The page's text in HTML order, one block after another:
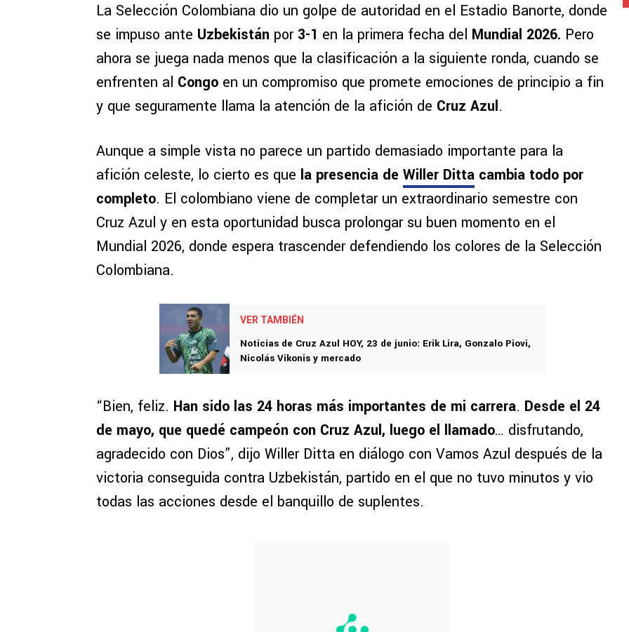
La Selección Colombiana dio un golpe de autoridad en el Estadio Banorte, donde
se impuso ante Uzbekistán por 3-1 en la primera fecha del Mundial 2026. Pero
ahora se juega nada menos que la clasificación a la siguiente ronda, cuando se
enfrenten al Congo en un compromiso que promete emociones de principio a fin
y que seguramente llama la atención de la afición de Cruz Azul.
Aunque a simple vista no parece un partido demasiado importante para la
afición celeste, lo cierto es que la presencia de Willer Ditta cambia todo por
completo. El colombiano viene de completar un extraordinario semestre con
Cruz Azul y en esta oportunidad busca prolongar su buen momento en el
Mundial 2026, donde espera trascender defendiendo los colores de la Selección
Colombiana.
VER TAMBIÉN
Noticias de Cruz Azul HOY, 23 de junio: Erik Lira, Gonzalo Piovi,
Nicolás Vikonis y mercado
“Bien, feliz. Han sido las 24 horas más importantes de mi carrera. Desde el 24
de mayo, que quedé campeón con Cruz Azul, luego el llamado… disfrutando,
agradecido con Dios”, dijo Willer Ditta en diálogo con Vamos Azul después de la
victoria conseguida contra Uzbekistán, partido en el que no tuvo minutos y vio
todas las acciones desde el banquillo de suplentes.